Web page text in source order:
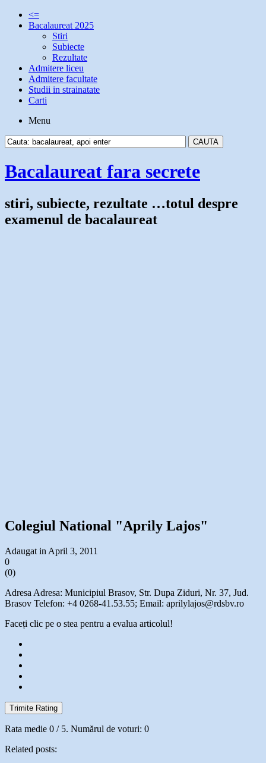
<=
Bacalaureat 2025
Stiri
Subiecte
Rezultate
Admitere liceu
Admitere facultate
Studii in strainatate
Carti
Menu
Bacalaureat fara secrete
stiri, subiecte, rezultate …totul despre
examenul de bacalaureat
Colegiul National "Aprily Lajos"
Adaugat in April 3, 2011
0
(0)
Adresa Adresa: Municipiul Brasov, Str. Dupa Ziduri, Nr. 37, Jud.
Brasov Telefon: +4 0268-41.53.55; Email: aprilylajos@rdsbv.ro
Faceți clic pe o stea pentru a evalua articolul!
Trimite Rating
Rata medie 0 / 5. Numărul de voturi: 0
Related posts: